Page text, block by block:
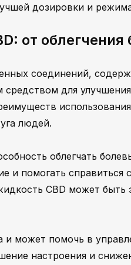
дозировки и
от облегчения
соединений,
для
людей.
облегчать
и помогать справиться
CBD может быть
и может помочь в
настроения и